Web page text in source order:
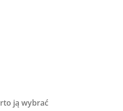
ją wybrać